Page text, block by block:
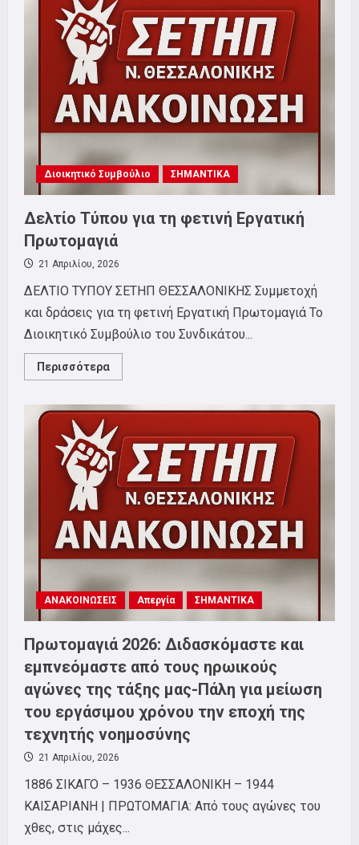
τον
ματωμένο
Μάη
του
36!
Κυριακή
10/5
Διοικητικό Συμβούλιο ΣΗΜΑΝΤΙΚΑ
Δελτίο Τύπου για τη φετινή Εργατική
Πρωτομαγιά
21 Απριλίου, 2026
ΔΕΛΤΙΟ ΤΥΠΟΥ ΣΕΤΗΠ ΘΕΣΣΑΛΟΝΙΚΗΣ Συμμετοχή
και δράσεις για τη φετινή Εργατική Πρωτομαγιά Το
Διοικητικό Συμβούλιο του Συνδικάτου...
Περισσότερα
more
Τύπου
τη
φετινή
Εργατική
Πρωτομαγιά
ΑΝΑΚΟΙΝΩΣΕΙΣ Απεργία ΣΗΜΑΝΤΙΚΑ
Πρωτομαγιά 2026: Διδασκόμαστε και
εμπνεόμαστε από τους ηρωικούς
αγώνες της τάξης μας-Πάλη για μείωση
του εργάσιμου χρόνου την εποχή της
τεχνητής νοημοσύνης
21 Απριλίου, 2026
1886 ΣΙΚΑΓΟ – 1936 ΘΕΣΣΑΛΟΝΙΚΗ – 1944
ΚΑΙΣΑΡΙΑΝΗ | ΠΡΩΤΟΜΑΓΙΑ: Από τους αγώνες του
χθες, στις μάχες...